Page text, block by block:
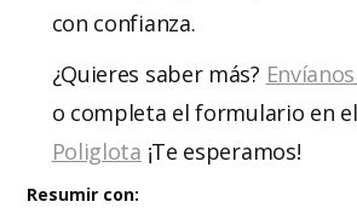
con confianza.
¿Quieres saber más?
o completa el formulario en el
Poliglota ¡Te esperamos!
Resumir con: